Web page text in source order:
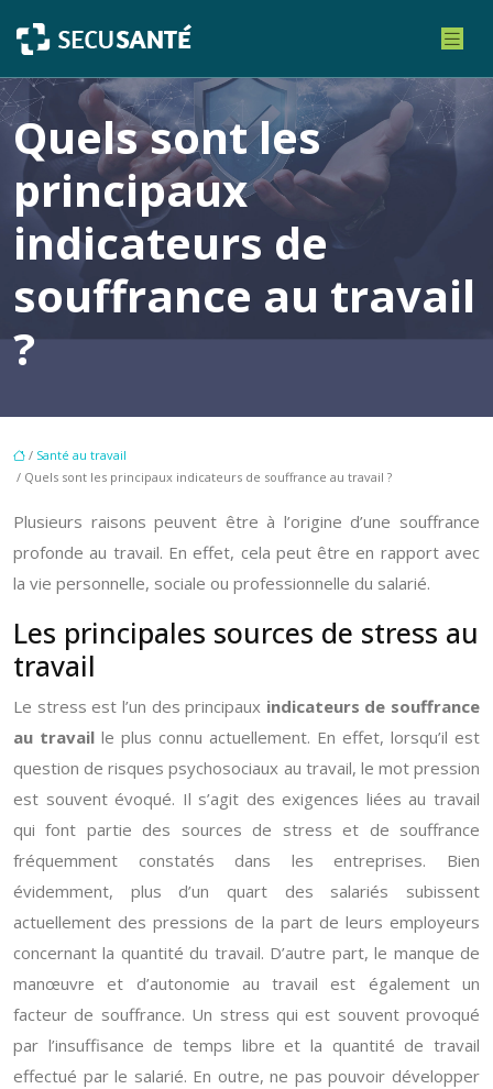
Quels sont les
principaux
indicateurs de
souffrance au travail
?
/ Santé au travail
/ Quels sont les principaux indicateurs de souffrance au travail ?
Plusieurs raisons peuvent être à l’origine d’une souffrance
profonde au travail. En effet, cela peut être en rapport avec
la vie personnelle, sociale ou professionnelle du salarié.
Les principales sources de stress au
travail
Le stress est l’un des principaux indicateurs de souffrance
au travail le plus connu actuellement. En effet, lorsqu’il est
question de risques psychosociaux au travail, le mot pression
est souvent évoqué. Il s’agit des exigences liées au travail
qui font partie des sources de stress et de souffrance
fréquemment constatés dans les entreprises. Bien
évidemment, plus d’un quart des salariés subissent
actuellement des pressions de la part de leurs employeurs
concernant la quantité du travail. D’autre part, le manque de
manœuvre et d’autonomie au travail est également un
facteur de souffrance. Un stress qui est souvent provoqué
par l’insuffisance de temps libre et la quantité de travail
effectué par le salarié. En outre, ne pas pouvoir développer